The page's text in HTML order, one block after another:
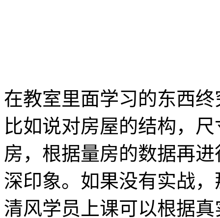
在教室里面学习的东西
比如说对房屋的结构，
房，根据量房的数据再
深印象。如果没有实战
清风学员上课可以根据